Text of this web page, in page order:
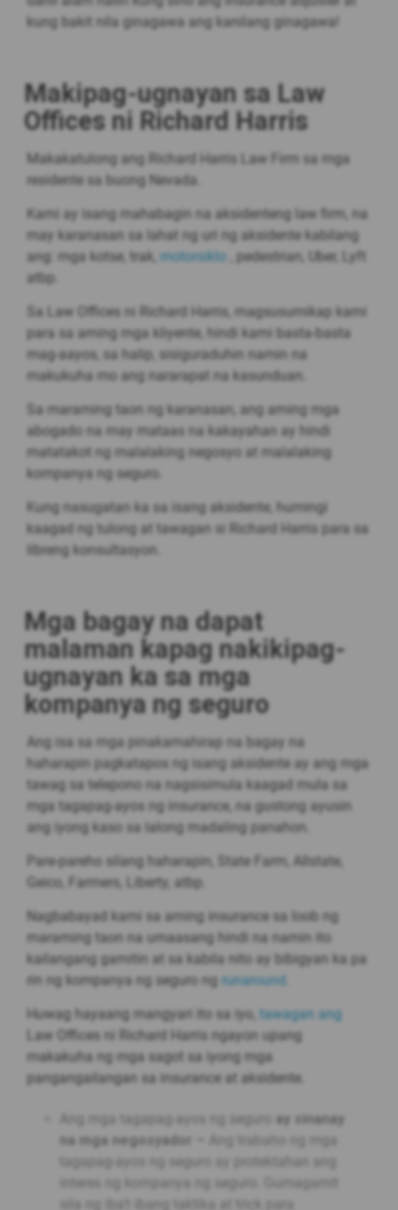
kung bakit nila ginagawa ang kanilang ginagawa!
Makipag-ugnayan sa Law
Offices ni Richard Harris
Makakatulong ang Richard Harris Law Firm sa mga
residente sa buong Nevada.
Kami ay isang mahabagin na aksidenteng law firm, na
may karanasan sa lahat ng uri ng aksidente kabilang
ang: mga kotse, trak, motorsiklo , pedestrian, Uber, Lyft
atbp.
Sa Law Offices ni Richard Harris, magsusumikap kami
para sa aming mga kliyente, hindi kami basta-basta
mag-aayos, sa halip, sisiguraduhin namin na
makukuha mo ang nararapat na kasunduan.
Sa maraming taon ng karanasan, ang aming mga
abogado na may mataas na kakayahan ay hindi
matatakot ng malalaking negosyo at malalaking
kompanya ng seguro.
Kung nasugatan ka sa isang aksidente, humingi
kaagad ng tulong at tawagan si Richard Harris para sa
libreng konsultasyon.
Mga bagay na dapat
malaman kapag nakikipag-
ugnayan ka sa mga
kompanya ng seguro
Ang isa sa mga pinakamahirap na bagay na
haharapin pagkatapos ng isang aksidente ay ang mga
tawag sa telepono na nagsisimula kaagad mula sa
mga tagapag-ayos ng insurance, na gustong ayusin
ang iyong kaso sa lalong madaling panahon.
Pare-pareho silang haharapin, State Farm, Allstate,
Geico, Farmers, Liberty, atbp.
Nagbabayad kami sa aming insurance sa loob ng
maraming taon na umaasang hindi na namin ito
kailangang gamitin at sa kabila nito ay bibigyan ka pa
rin ng kompanya ng seguro ng runaround.
Huwag hayaang mangyari ito sa iyo, tawagan ang
Law Offices ni Richard Harris ngayon upang
makakuha ng mga sagot sa iyong mga
pangangailangan sa insurance at aksidente.
Ang mga tagapag-ayos ng seguro ay sinanay
na mga negosyador –
tagapag-ayos ng seguro ay protektahan ang
interes ng kompanya ng seguro. Gumagamit